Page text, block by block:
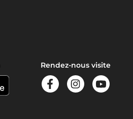
Rendez-nous visite